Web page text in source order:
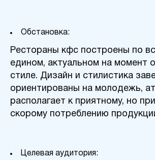
Обстановка:
Рестораны кфс построены по
едином, актуальном на момент
стиле. Дизайн и стилистика
ориентированы на молодежь,
располагает к приятному, но
скорому потреблению
Целевая аудитория: